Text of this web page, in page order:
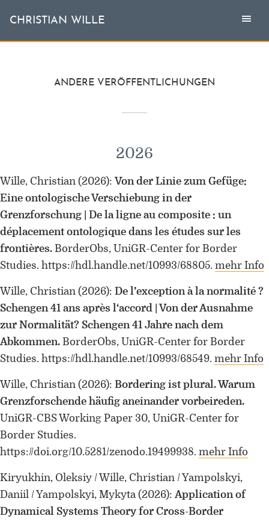
CHRISTIAN WILLE
Toggle
Aktuell
Themen
Vita
ORCID 0000-0002-5402-3860
Professor für Kulturwissenschaftliche
Grenzforschung an der Universität
Luxemburg
Leiter des Interdisziplinären
Kompetenzzentrums „UniGR-Center
for Border Studies“
Stv. Leiter des trinationalen Master in
Border Studies
CHRISTIAN WILLE
ANDERE VERÖFFENTLICHUNGEN
2026
Wille, Christian (2026): Von der Linie zum Gefüge:
Eine ontologische Verschiebung in der
Grenzforschung | De la ligne au composite : un
déplacement ontologique dans les études sur les
frontières. BorderObs, UniGR-Center for Border
Studies. https://hdl.handle.net/10993/68805. mehr Info
Wille, Christian (2026): De l’exception à la normalité ?
Schengen 41 ans après l‘accord | Von der Ausnahme
zur Normalität? Schengen 41 Jahre nach dem
Abkommen. BorderObs, UniGR-Center for Border
Studies. https://hdl.handle.net/10993/68549. mehr Info
Wille, Christian (2026): Bordering ist plural. Warum
Grenzforschende häufig aneinander vorbeireden.
UniGR-CBS Working Paper 30, UniGR-Center for
Border Studies.
https://doi.org/10.5281/zenodo.19499938. mehr Info
Kiryukhin, Oleksiy / Wille, Christian / Yampolskyi,
Daniil / Yampolskyi, Mykyta (2026): Application of
Dynamical Systems Theory for Cross-Border